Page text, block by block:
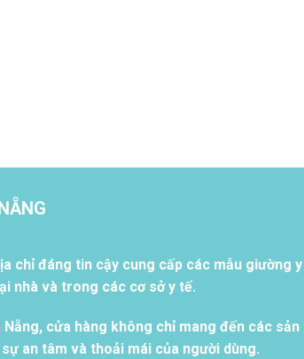
chỉ đáng tin cậy cung cấp các mẫu giường
nhà và trong các cơ sở y tế.
cửa hàng không chỉ mang đến các
an tâm và thoải mái của người dùng.